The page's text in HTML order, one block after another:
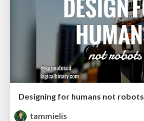
Designing for humans not robots
tammielis